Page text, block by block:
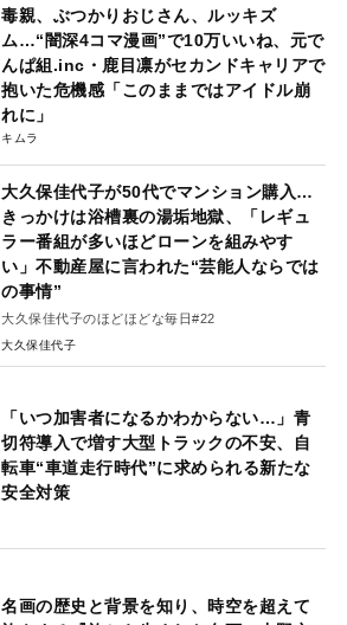
毒親、ぶつかりおじさん、ルッキズ
ム…“闇深4コマ漫画”で10万いいね、元で
んぱ組.inc・鹿目凛がセカンドキャリアで
抱いた危機感「このままではアイドル崩
れに」
キムラ
大久保佳代子が50代でマンション購入…
きっかけは浴槽裏の湯垢地獄、「レギュ
ラー番組が多いほどローンを組みやす
い」不動産屋に言われた“芸能人ならでは
の事情”
大久保佳代子のほどほどな毎日#22
大久保佳代子
「いつ加害者になるかわからない…」青
切符導入で増す大型トラックの不安、自
転車“車道走行時代”に求められる新たな
安全対策
名画の歴史と背景を知り、時空を超えて